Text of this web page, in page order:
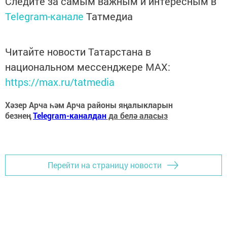
Telegram-канале Татмедиа
Читайте новости Татарстана в
национальном мессенджере MАХ:
https://max.ru/tatmedia
Хәзер Арча һәм Арча районы яңалыкларын
безнеңTelegram-каналданда белә аласыз
Перейти на страницу новости